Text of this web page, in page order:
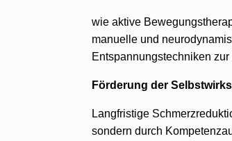
wie aktive
manuelle und
Entspannungstechniken
Förderung der
Langfristige
sondern durch